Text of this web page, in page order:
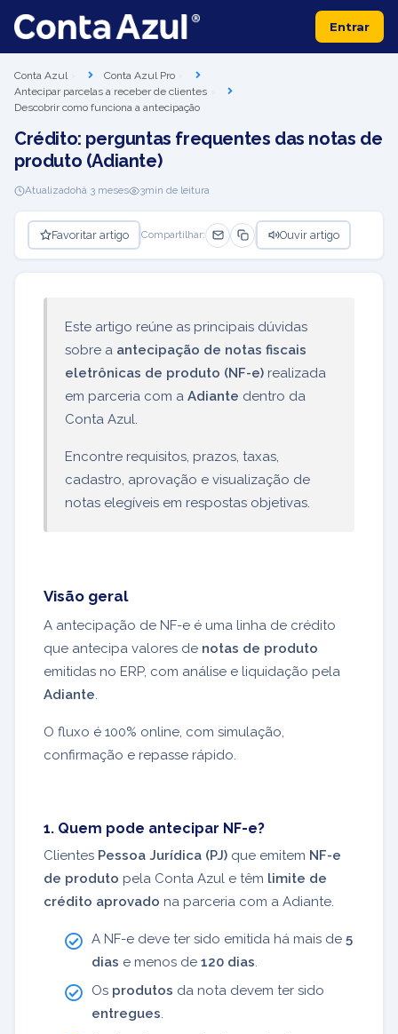
Entrar
Conta Azul
Conta Azul Pro
Antecipar parcelas a receber de clientes
Descobrir como funciona a antecipação
Crédito: perguntas frequentes das notas de
produto (Adiante)
Atualizadohá 3 meses 3min de leitura
Favoritar artigo Compartilhar: Ouvir artigo
Este artigo reúne as principais dúvidas
sobre a antecipação de notas fiscais
eletrônicas de produto (NF-e) realizada
em parceria com a Adiante dentro da
Conta Azul.
Encontre requisitos, prazos, taxas,
cadastro, aprovação e visualização de
notas elegíveis em respostas objetivas.
Visão geral
A antecipação de NF-e é uma linha de crédito
que antecipa valores de notas de produto
emitidas no ERP, com análise e liquidação pela
Adiante
O fluxo é 100% online, com simulação,
confirmação e repasse rápido.
1. Quem pode antecipar NF-e?
Clientes Pessoa Jurídica (PJ) que emitem NF-e
de produto pela Conta Azul e têm limite de
crédito aprovado na parceria com a Adiante.
A NF-e deve ter sido emitida há mais de 5
dias e menos de 120 dias
Os produtos da nota devem ter sido
entregues